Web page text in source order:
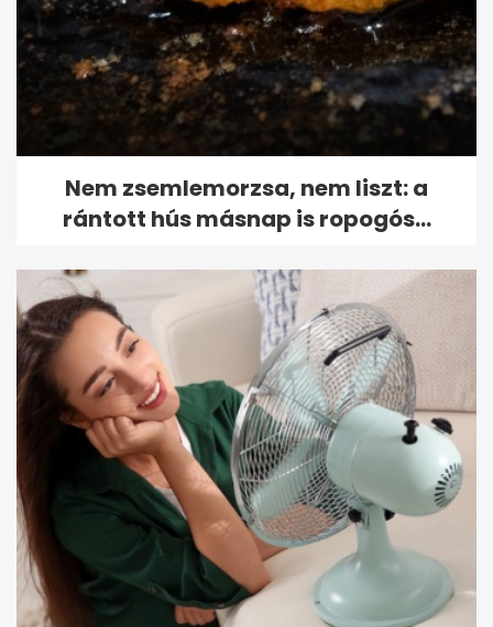
Nem zsemlemorzsa, nem liszt: a
rántott hús másnap is ropogós...